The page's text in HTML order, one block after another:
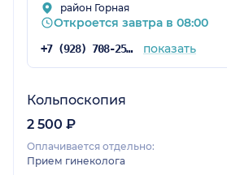
район Горная
Откроется завтра в 08:00
+7 (928) 708-25-25 показать
Кольпоскопия
2 500 ₽
Оплачивается отдельно:
Прием гинеколога